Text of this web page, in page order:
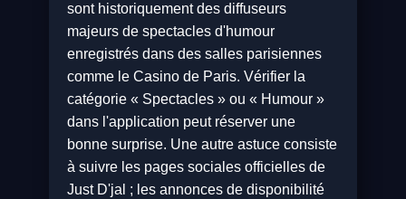
sont historiquement des diffuseurs
majeurs de spectacles d'humour
enregistrés dans des salles parisiennes
comme le Casino de Paris. Vérifier la
catégorie « Spectacles » ou « Humour »
dans l'application peut réserver une
bonne surprise. Une autre astuce consiste
à suivre les pages sociales officielles de
Just D'jal ; les annonces de disponibilité